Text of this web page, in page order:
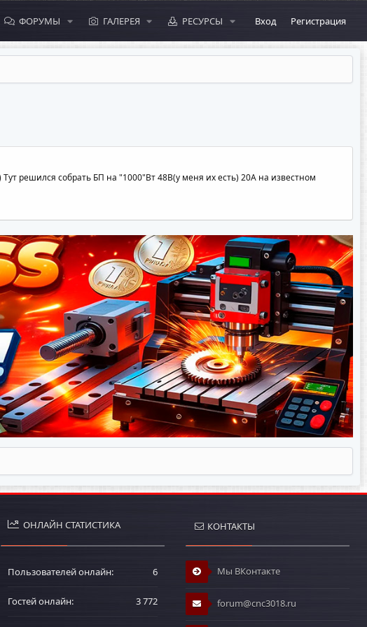
ФОРУМЫ ГАЛЕРЕЯ РЕСУРСЫ Вход Регистрация
решился собрать БП на "1000"Вт 48В(у меня их есть) 20А на известном
ОНЛАЙН СТАТИСТИКА
Пользователей онлайн 6
Гостей онлайн 3 772
КОНТАКТЫ
Мы ВКонтакте
forum@cnc3018.ru